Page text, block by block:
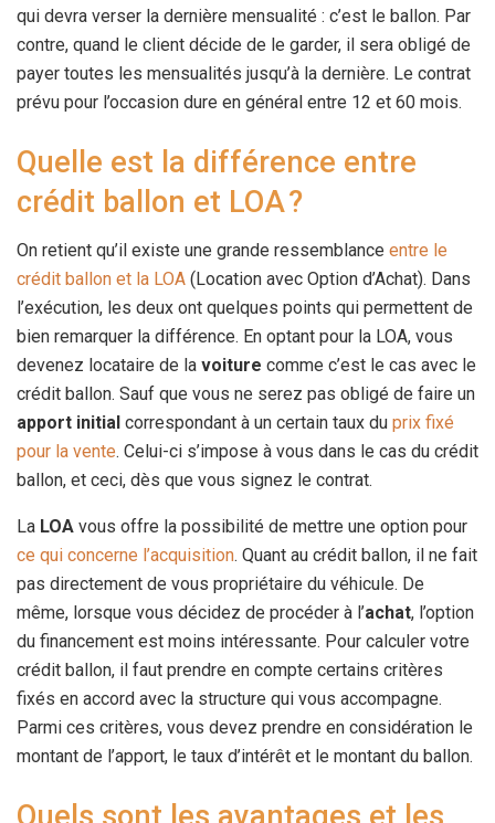
qui devra verser la dernière mensualité : c’est le ballon. Par
contre, quand le client décide de le garder, il sera obligé de
payer toutes les mensualités jusqu’à la dernière. Le contrat
prévu pour l’occasion dure en général entre 12 et 60 mois.
Quelle est la différence entre
crédit ballon et LOA ?
On retient qu’il existe une grande ressemblance entre le
crédit ballon et la LOA (Location avec Option d’Achat). Dans
l’exécution, les deux ont quelques points qui permettent de
bien remarquer la différence. En optant pour la LOA, vous
devenez locataire de la voiture comme c’est le cas avec le
crédit ballon. Sauf que vous ne serez pas obligé de faire un
apport initial correspondant à un certain taux du prix fixé
pour la vente. Celui-ci s’impose à vous dans le cas du crédit
ballon, et ceci, dès que vous signez le contrat.
La LOA vous offre la possibilité de mettre une option pour
ce qui concerne l’acquisition. Quant au crédit ballon, il ne fait
pas directement de vous propriétaire du véhicule. De
même, lorsque vous décidez de procéder à l’achat, l’option
du financement est moins intéressante. Pour calculer votre
crédit ballon, il faut prendre en compte certains critères
fixés en accord avec la structure qui vous accompagne.
Parmi ces critères, vous devez prendre en considération le
montant de l’apport, le taux d’intérêt et le montant du ballon.